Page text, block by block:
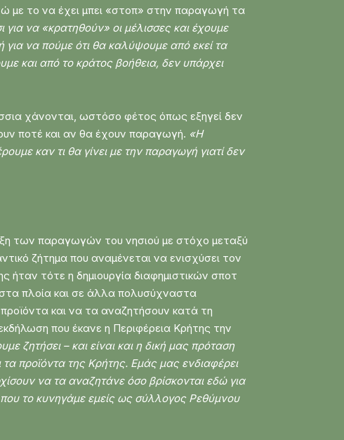
με το να έχει μπει «στοπ» στην παραγωγή τα
να «κρατηθούν» οι μέλισσες και έχουμε
να πούμε ότι θα καλύψουμε από εκεί τα
και από το κράτος βοήθεια, δεν υπάρχει
χάνονται, ωστόσο φέτος όπως εξηγεί δεν
ποτέ και αν θα έχουν παραγωγή. «Η
καν τι θα γίνει με την παραγωγή γιατί δεν
των παραγωγών του νησιού με στόχο μεταξύ
ζήτημα που αναμένεται να ενισχύσει τον
τότε η δημιουργία διαφημιστικών σποτ
πλοία και σε άλλα πολυσύχναστα
προϊόντα και να τα αναζητήσουν κατά τη
που έκανε η Περιφέρεια Κρήτης την
ζητήσει – και είναι και η δική μας πρόταση
προϊόντα της Κρήτης. Εμάς μας ενδιαφέρει
να τα αναζητάνε όσο βρίσκονται εδώ για
το κυνηγάμε εμείς ως σύλλογος Ρεθύμνου